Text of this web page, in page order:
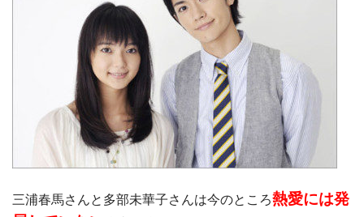
三浦春馬さんと多部未華子さんは今のところ熱愛には発